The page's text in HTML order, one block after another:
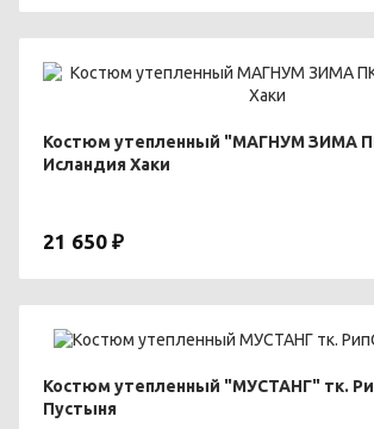
Костюм утепленный "МАГНУМ ЗИМА
Исландия Хаки
21 650 ₽
Костюм утепленный "МУСТАНГ" тк.
Пустыня